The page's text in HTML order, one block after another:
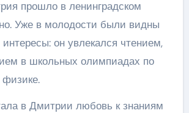
прошло в ленинградском
Уже в молодости были видны
он увлекался чтением,
в школьных олимпиадах по
в Дмитрии любовь к знаниям